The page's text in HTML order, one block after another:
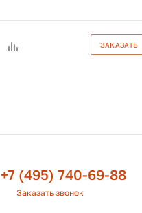
ЗАКАЗАТЬ
+7 (495) 740-69-88
Заказать звонок